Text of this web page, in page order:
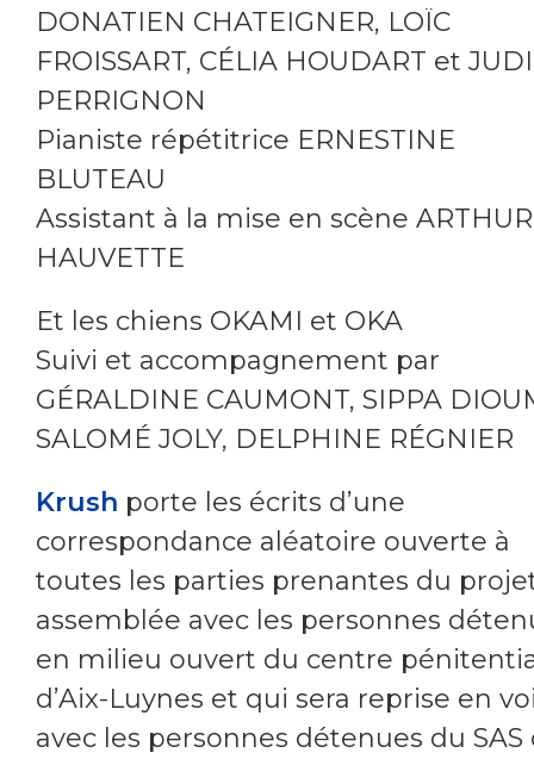
DONATIEN CHATEIGNER, LOÏC
FROISSART, CÉLIA HOUDART et
PERRIGNON
Pianiste répétitrice ERNESTINE
BLUTEAU
Assistant à la mise en scène ARTHUR
HAUVETTE
Et les chiens OKAMI et OKA
Suivi et accompagnement par
GÉRALDINE CAUMONT, SIPPA
SALOMÉ JOLY, DELPHINE RÉGNIER
Krush porte les écrits d’une
correspondance aléatoire ouverte à
toutes les parties prenantes du
assemblée avec les personnes
en milieu ouvert du centre
d’Aix-Luynes et qui sera reprise en
avec les personnes détenues du SAS